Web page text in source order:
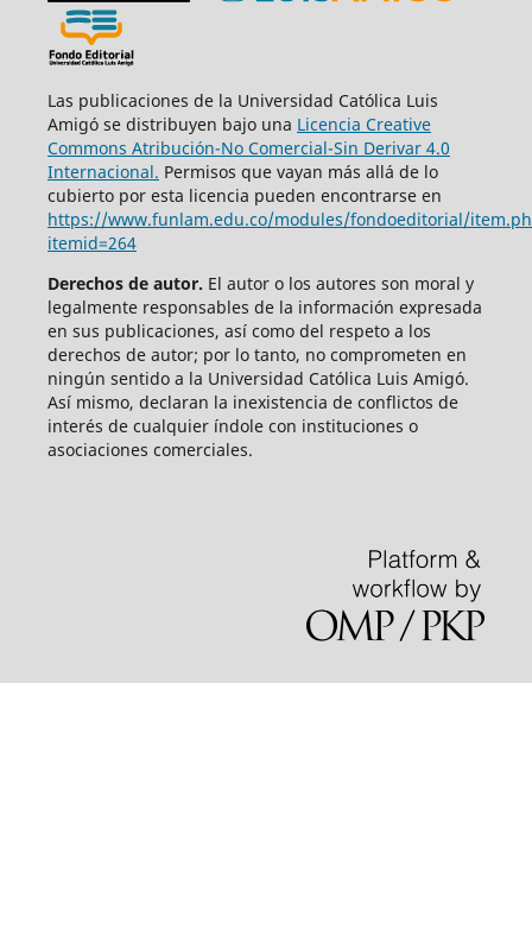
Las publicaciones de la Universidad Católica Luis
Amigó se distribuyen bajo una Licencia Creative
Commons Atribución-No Comercial-Sin Derivar 4.0
Internacional. Permisos que vayan más allá de lo
cubierto por esta licencia pueden encontrarse en
https://www.funlam.edu.co/modules/fondoeditorial/
itemid=264
Derechos de autor. El autor o los autores son moral y
legalmente responsables de la información expresada
en sus publicaciones, así como del respeto a los
derechos de autor; por lo tanto, no comprometen en
ningún sentido a la Universidad Católica Luis Amigó.
Así mismo, declaran la inexistencia de conflictos de
interés de cualquier índole con instituciones o
asociaciones comerciales.